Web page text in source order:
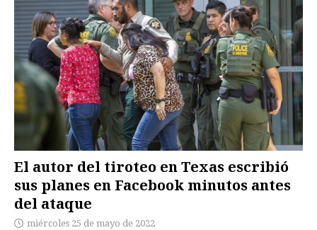
El autor del tiroteo en Texas escribió
sus planes en Facebook minutos antes
del ataque
miércoles 25 de mayo de 2022